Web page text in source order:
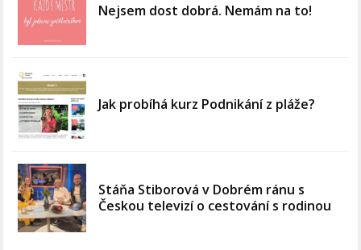
Nejsem dost dobrá. Nemám na to!
Jak probíhá kurz Podnikání z pláže?
Stáňa Stiborová v Dobrém ránu s
Českou televizí o cestování s rodinou